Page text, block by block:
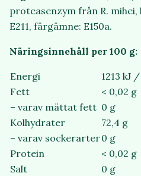
proteasenzym från R.
E211, färgämne: E150a.
Näringsinnehåll per 100 g:
Energi
1213 kJ
Fett
< 0,02 g
– varav mättat fett 0 g
Kolhydrater
72,4 g
– varav sockerarter0 g
Protein
< 0,02 g
Salt
0 g